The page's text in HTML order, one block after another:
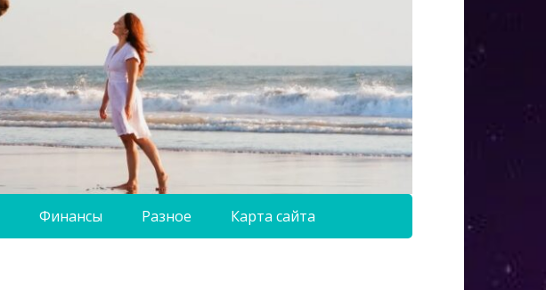
Финансы Разное Карта сайта